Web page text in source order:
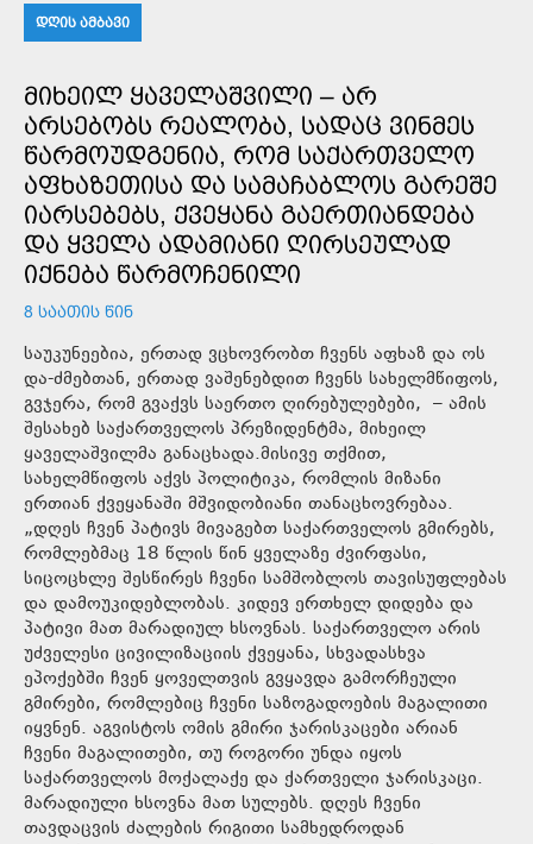
ᲓᲦᲘᲡ ᲐᲛᲑᲐᲕᲘ
ᲛᲘᲮᲔᲘᲚ ᲧᲐᲕᲔᲚᲐᲨᲕᲘᲚᲘ – ᲐᲠ
ᲐᲠᲡᲔᲑᲝᲑᲡ ᲠᲔᲐᲚᲝᲑᲐ, ᲡᲐᲓᲐᲪ ᲕᲘᲜᲛᲔᲡ
ᲬᲐᲠᲛᲝᲣᲓᲒᲔᲜᲘᲐ, ᲠᲝᲛ ᲡᲐᲥᲐᲠᲗᲕᲔᲚᲝ
ᲐᲤᲮᲐᲖᲔᲗᲘᲡᲐ ᲓᲐ ᲡᲐᲛᲐᲩᲐᲑᲚᲝᲡ ᲒᲐᲠᲔᲨᲔ
ᲘᲐᲠᲡᲔᲑᲔᲑᲡ, ᲥᲕᲔᲧᲐᲜᲐ ᲒᲐᲔᲠᲗᲘᲐᲜᲓᲔᲑᲐ
ᲓᲐ ᲧᲕᲔᲚᲐ ᲐᲓᲐᲛᲘᲐᲜᲘ ᲦᲘᲠᲡᲔᲣᲚᲐᲓ
ᲘᲥᲜᲔᲑᲐ ᲬᲐᲠᲛᲝᲩᲔᲜᲘᲚᲘ
8 ᲡᲐᲐᲗᲘᲡ ᲬᲘᲜ
საუკუნეებია, ერთად ვცხოვრობთ ჩვენს აფხაზ და ოს
და-ძმებთან, ერთად ვაშენებდით ჩვენს სახელმწიფოს,
გვჯერა, რომ გვაქვს საერთო ღირებულებები, – ამის
შესახებ საქართველოს პრეზიდენტმა, მიხეილ
ყაველაშვილმა განაცხადა.მისივე თქმით,
სახელმწიფოს აქვს პოლიტიკა, რომლის მიზანი
ერთიან ქვეყანაში მშვიდობიანი თანაცხოვრებაა.
„დღეს ჩვენ პატივს მივაგებთ საქართველოს გმირებს,
რომლებმაც 18 წლის წინ ყველაზე ძვირფასი,
სიცოცხლე შესწირეს ჩვენი სამშობლოს თავისუფლებას
და დამოუკიდებლობას. კიდევ ერთხელ დიდება და
პატივი მათ მარადიულ ხსოვნას. საქართველო არის
უძველესი ცივილიზაციის ქვეყანა, სხვადასხვა
ეპოქებში ჩვენ ყოველთვის გვყავდა გამორჩეული
გმირები, რომლებიც ჩვენი საზოგადოების მაგალითი
იყვნენ. აგვისტოს ომის გმირი ჯარისკაცები არიან
ჩვენი მაგალითები, თუ როგორი უნდა იყოს
საქართველოს მოქალაქე და ქართველი ჯარისკაცი.
მარადიული ხსოვნა მათ სულებს. დღეს ჩვენი
თავდაცვის ძალების რიგითი სამხედროდან